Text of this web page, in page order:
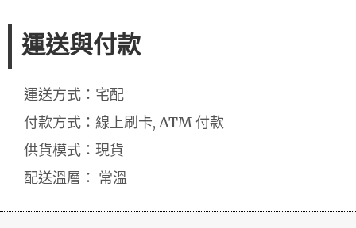
運送與付款
運送方式：宅配
付款方式：線上刷卡, ATM 付款
供貨模式：現貨
配送溫層： 常溫